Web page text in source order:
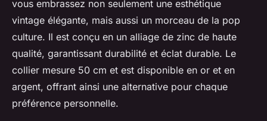
vous embrassez non seulement une esthétique
vintage élégante, mais aussi un morceau de la pop
culture. Il est conçu en un alliage de zinc de haute
qualité, garantissant durabilité et éclat durable. Le
collier mesure 50 cm et est disponible en or et en
argent, offrant ainsi une alternative pour chaque
préférence personnelle.